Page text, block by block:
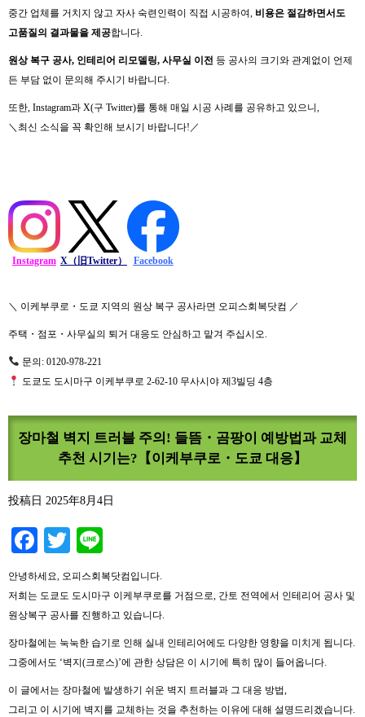
중간 업체를 거치지 않고 자사 숙련인력이 직접 시공하여, 비용은 절감하면서도
고품질의 결과물을 제공합니다.
원상 복구 공사, 인테리어 리모델링, 사무실 이전 등 공사의 크기와 관계없이 언제
든 부담 없이 문의해 주시기 바랍니다.
또한, Instagram과 X(구 Twitter)를 통해 매일 시공 사례를 공유하고 있으니,
＼최신 소식을 꼭 확인해 보시기 바랍니다!／
Instagram X（旧Twitter） Facebook
＼ 이케부쿠로・도쿄 지역의 원상 복구 공사라면 오피스회복닷컴 ／
주택・점포・사무실의 퇴거 대응도 안심하고 맡겨 주십시오.
문의: 0120-978-221
도쿄도 도시마구 이케부쿠로 2-62-10 무사시야 제3빌딩 4층
장마철 벽지 트러블 주의! 들뜸・곰팡이 예방법과 교체
추천 시기는?【이케부쿠로・도쿄 대응】
投稿日 2025年8月4日
Facebook
Twitter
안녕하세요, 오피스회복닷컴입니다.
저희는 도쿄도 도시마구 이케부쿠로를 거점으로, 간토 전역에서 인테리어 공사 및
원상복구 공사를 진행하고 있습니다.
장마철에는 눅눅한 습기로 인해 실내 인테리어에도 다양한 영향을 미치게 됩니다.
그중에서도 ‘벽지(크로스)’에 관한 상담은 이 시기에 특히 많이 들어옵니다.
이 글에서는 장마철에 발생하기 쉬운 벽지 트러블과 그 대응 방법,
그리고 이 시기에 벽지를 교체하는 것을 추천하는 이유에 대해 설명드리겠습니다.